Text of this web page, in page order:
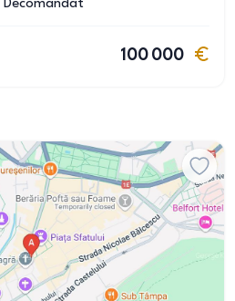
Decomandat
100 000